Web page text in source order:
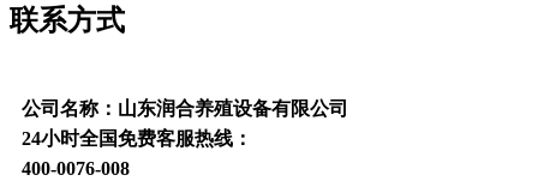
联系方式
公司名称：山东润合养殖设备有限公司
24小时全国免费客服热线：
400-0076-008